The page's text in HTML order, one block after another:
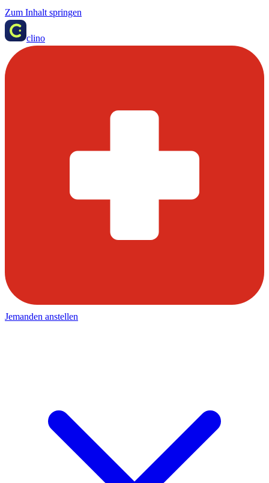
Zum Inhalt springen
clino
Jemanden anstellen